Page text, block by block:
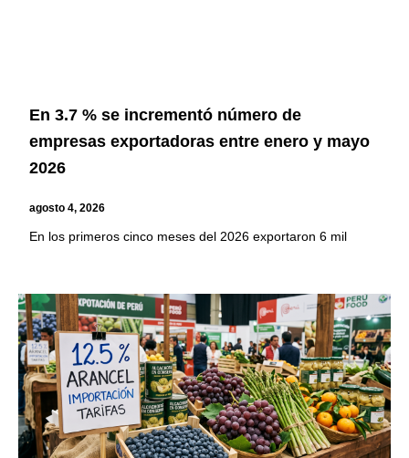
En 3.7 % se incrementó número de
empresas exportadoras entre enero y mayo
2026
agosto 4, 2026
En los primeros cinco meses del 2026 exportaron 6 mil